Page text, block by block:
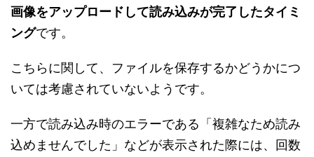
画像をアップロードして読み込みが完了したタイミ
ングです。
こちらに関して、ファイルを保存するかどうかにつ
いては考慮されていないようです。
一方で読み込み時のエラーである「複雑なため読み
込めませんでした」などが表示された際には、回数